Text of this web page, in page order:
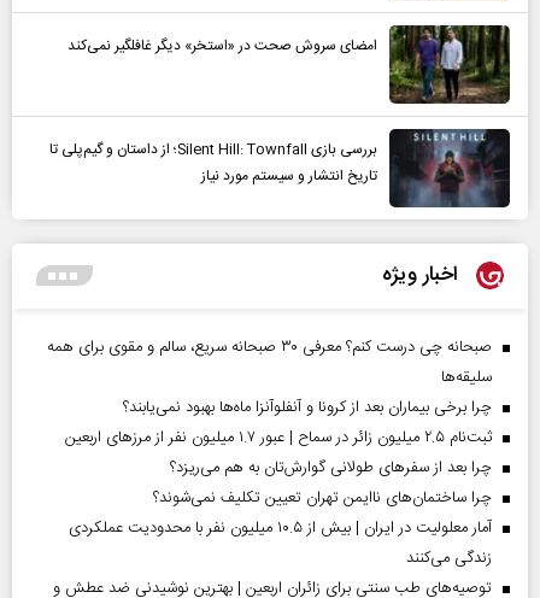
امضای سروش صحت در «استخر» دیگر غافلگیر نمی‌کند
بررسی بازی Silent Hill: Townfall؛ از داستان و گیم‌پلی تا
تاریخ انتشار و سیستم مورد نیاز
اخبار ویژه
صبحانه چی درست کنم؟ معرفی ۳۰ صبحانه سریع، سالم و مقوی برای همه
سلیقه‌ها
چرا برخی بیماران بعد از کرونا و آنفلوآنزا ماه‌ها بهبود نمی‌یابند؟
ثبت‌نام ۲.۵ میلیون زائر در سماح | عبور ۱.۷ میلیون نفر از مرز‌های اربعین
چرا بعد از سفرهای طولانی گوارش‌تان به هم می‌ریزد؟
چرا ساختمان‌های ناایمن تهران تعیین تکلیف نمی‌شوند؟
آمار معلولیت در ایران | بیش از ۱۰.۵ میلیون نفر با محدودیت عملکردی
زندگی می‌کنند
توصیه‌های طب سنتی برای زائران اربعین | بهترین نوشیدنی ضد عطش و